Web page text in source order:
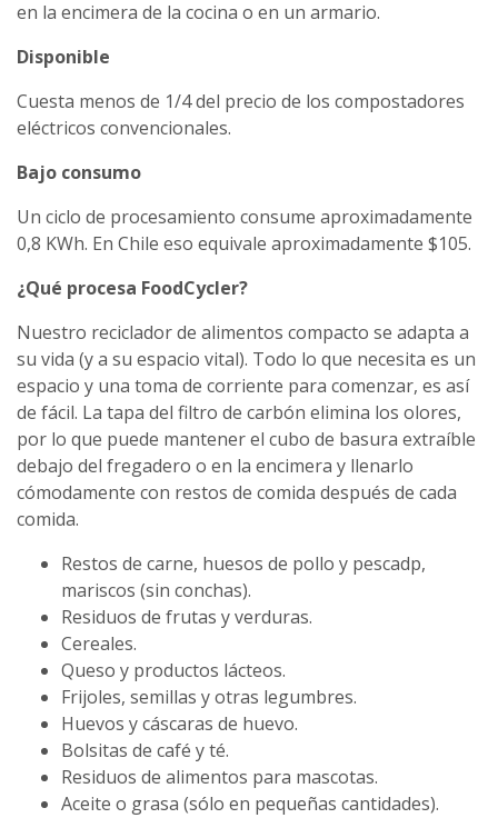
en la encimera de la cocina o en un armario.
Disponible
Cuesta menos de 1/4 del precio de los compostadores
eléctricos convencionales.
Bajo consumo
Un ciclo de procesamiento consume aproximadamente
0,8 KWh. En Chile eso equivale aproximadamente $105.
¿Qué procesa FoodCycler?
Nuestro reciclador de alimentos compacto se adapta a
su vida (y a su espacio vital). Todo lo que necesita es un
espacio y una toma de corriente para comenzar, es así
de fácil. La tapa del filtro de carbón elimina los olores,
por lo que puede mantener el cubo de basura extraíble
debajo del fregadero o en la encimera y llenarlo
cómodamente con restos de comida después de cada
comida.
Restos de carne, huesos de pollo y pescadp,
mariscos (sin conchas).
Residuos de frutas y verduras.
Cereales.
Queso y productos lácteos.
Frijoles, semillas y otras legumbres.
Huevos y cáscaras de huevo.
Bolsitas de café y té.
Residuos de alimentos para mascotas.
Aceite o grasa (sólo en pequeñas cantidades).